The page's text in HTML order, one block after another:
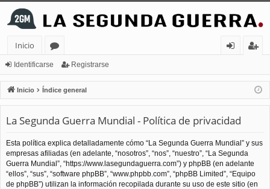
Inicio
or
os
nt
ifi
ca
rs
e
ist
ra
e
Identificarse Registrarse
Inicio Índice general
La Segunda Guerra Mundial - Política de privacidad
Esta política explica detalladamente cómo “La Segunda Guerra Mundial” y sus
empresas afiliadas (en adelante, “nosotros”, “nos”, “nuestro”, “La Segunda
Guerra Mundial”, “https://www.lasegundaguerra.com”) y phpBB (en adelante
“ellos”, “sus”, “software phpBB”, “www.phpbb.com”, “phpBB Limited”, “Equipo
de phpBB”) utilizan la información recopilada durante su uso de este sitio (en